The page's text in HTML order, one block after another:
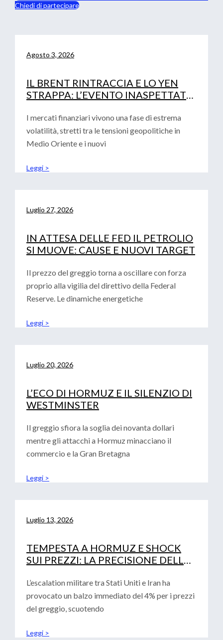
Chiedi di partecipare
Agosto 3, 2026
IL BRENT RINTRACCIA E LO YEN
STRAPPA: L’EVENTO INASPETTATO
I mercati finanziari vivono una fase di estrema
volatilità, stretti tra le tensioni geopolitiche in
Medio Oriente e i nuovi
Leggi >
Luglio 27, 2026
IN ATTESA DELLE FED IL PETROLIO
SI MUOVE: CAUSE E NUOVI TARGET
Il prezzo del greggio torna a oscillare con forza
proprio alla vigilia del direttivo della Federal
Reserve. Le dinamiche energetiche
Leggi >
Luglio 20, 2026
L’ECO DI HORMUZ E IL SILENZIO DI
WESTMINSTER
Il greggio sfiora la soglia dei novanta dollari
mentre gli attacchi a Hormuz minacciano il
commercio e la Gran Bretagna
Leggi >
Luglio 13, 2026
TEMPESTA A HORMUZ E SHOCK
SUI PREZZI: LA PRECISIONE DELLE
FINANZIARIA AZIENDALE
L’escalation militare tra Stati Uniti e Iran ha
provocato un balzo immediato del 4% per i prezzi
del greggio, scuotendo
Leggi >